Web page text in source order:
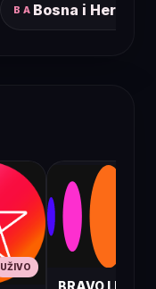
BA Bosna i
UŽIVO